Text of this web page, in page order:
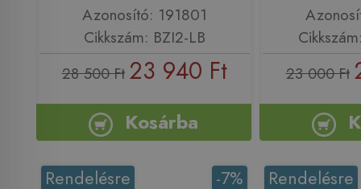
Azonosító: 191801
Cikkszám: BZI2-LB
28 500 Ft 23 940 Ft
Kosárba
23 000 Ft
-7%
Rendelésre Rendelésre